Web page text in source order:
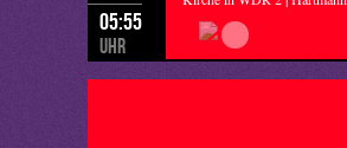
05:55
Uhr